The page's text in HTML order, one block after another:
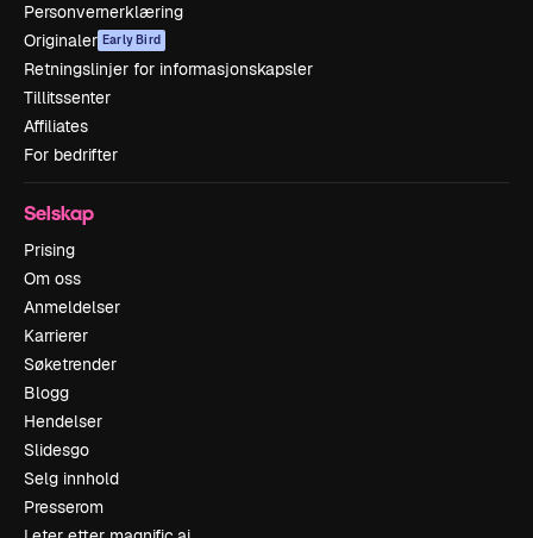
Personvernerklæring
Originaler Early Bird
Retningslinjer for informasjonskapsler
Tillitssenter
Affiliates
For bedrifter
Selskap
Prising
Om oss
Anmeldelser
Karrierer
Søketrender
Blogg
Hendelser
Slidesgo
Selg innhold
Presserom